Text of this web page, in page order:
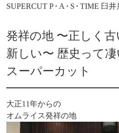
SUPERCUT P・ A・ S・TIME 臼井
発祥の地 〜正しく
新しい〜 歴史って
スーパーカット
大正11年からの
オムライス発祥の地